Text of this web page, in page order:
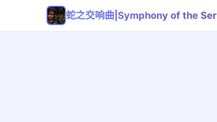
蛇之交响曲|Symphony of the